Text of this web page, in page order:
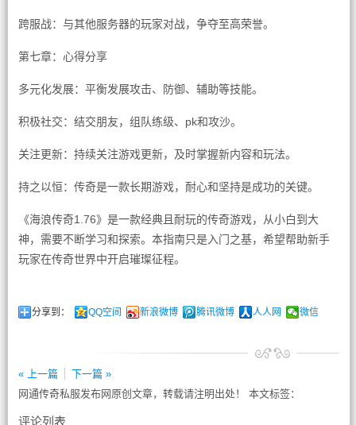
跨服战：与其他服务器的玩家对战，争夺至高荣誉。
第七章：心得分享
多元化发展：平衡发展攻击、防御、辅助等技能。
积极社交：结交朋友，组队练级、pk和攻沙。
关注更新：持续关注游戏更新，及时掌握新内容和玩法。
持之以恒：传奇是一款长期游戏，耐心和坚持是成功的关键。
《海浪传奇1.76》是一款经典且耐玩的传奇游戏，从小白到大
神，需要不断学习和探索。本指南只是入门之基，希望帮助新手
玩家在传奇世界中开启璀璨征程。
分享到： QQ空间 新浪微博 腾讯微博 人人网 微信
« 上一篇
下一篇 »
网通传奇私服发布网原创文章，转载请注明出处！ 本文标签：
评论列表